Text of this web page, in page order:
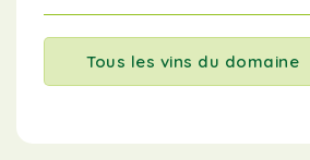
Tous les vins du domaine